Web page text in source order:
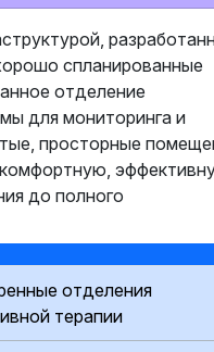
спланированные
отделение
для мониторинга и
просторные
до полного
отделения
терапии